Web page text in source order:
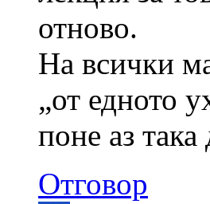
отново.
На всички
„от едното
поне аз
Отговор